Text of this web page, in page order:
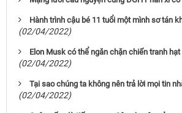
Hành trình cậu bé 11 tuổi một mình sơ tán
(02/04/2022)
Elon Musk có thể ngăn chặn chiến tranh
(02/04/2022)
Tại sao chúng ta không nên trả lời mọi tin
(02/04/2022)